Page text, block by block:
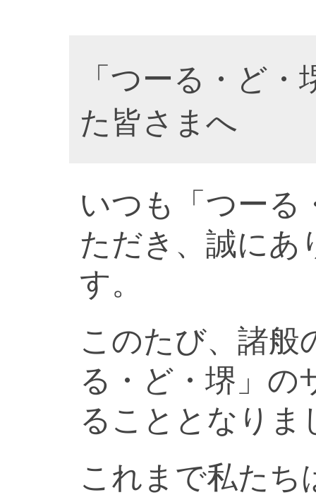
「つーる・ど
た皆さまへ
いつも「つーる
ただき、誠にあ
す。
このたび、諸般
る・ど・堺」の
ることとなりま
これまで私たち